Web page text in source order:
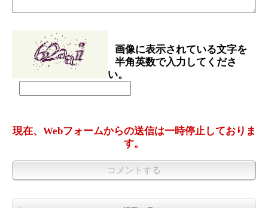
画像に表示されている文字を
半角英数で入力してくださ
い。
現在、Webフォームからの送信は一時停止しておりま
す。